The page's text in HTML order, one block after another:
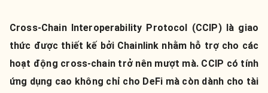
Cross-Chain Interoperability Protocol (CCIP) là giao
thức được thiết kế bởi Chainlink nhằm hỗ trợ cho các
hoạt động cross-chain trở nên mượt mà. CCIP có tính
ứng dụng cao không chỉ cho DeFi mà còn dành cho tài